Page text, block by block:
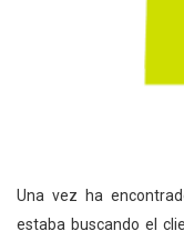
Una vez ha
estaba buscando el